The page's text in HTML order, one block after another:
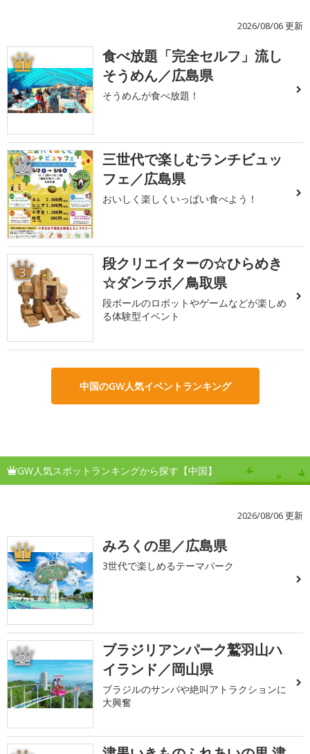
2026/08/06 更新
1
食べ放題「完全セルフ」流し
そうめん／広島県
そうめんが食べ放題！
2
三世代で楽しむランチビュッ
フェ／広島県
おいしく楽しくいっぱい食べよう！
3
段クリエイターの☆ひらめき
☆ダンラボ／鳥取県
段ボールのロボットやゲームなどが楽しめ
る体験型イベント
中国のGW人気イベントランキング
GW人気スポットランキングから探す【中国】
2026/08/06 更新
1 みろくの里／広島県
3世代で楽しめるテーマパーク
2
ブラジリアンパーク鷲羽山ハ
イランド／岡山県
ブラジルのサンバや絶叫アトラクションに
大興奮